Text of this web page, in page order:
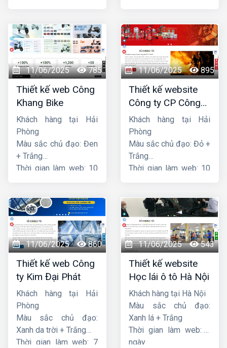
11/06/2025 785
Thiết kế web Công
Khang Bike
Khách hàng tại Hải
Phòng
Màu sắc chủ đạo: Đen
+ Trắng
Thời gian làm web: 10
11/06/2025 895
Thiết kế website
Công ty CP Công
nghệ PCCC Bắc Hà
Khách hàng tại Hải
Phòng
Màu sắc chủ đạo: Đỏ +
Trắng
Thời gian làm web: 10
11/06/2025 860
Thiết kế web Công
ty Kim Đại Phát
Khách hàng tại Hải
Phòng
Màu sắc chủ đạo:
Xanh da trời + Trắng
Thời gian làm web: 7
11/06/2025 543
Thiết kế website
Học lái ô tô Hà Nội
Khách hàng tại Hà Nội
Màu sắc chủ đạo:
Xanh lá + Trắng
Thời gian làm web: 7
ngày